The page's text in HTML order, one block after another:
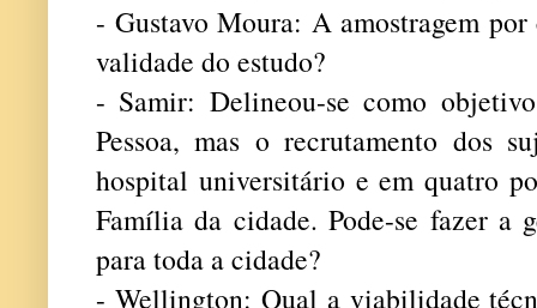
- Gustavo Moura: A amostragem
validade do estudo?
- Samir: Delineou-se como
Pessoa, mas o recrutamento dos
hospital universitário e em quatro
Família da cidade. Pode-se fazer a
para toda a cidade?
- Wellington: Qual a viabilidade